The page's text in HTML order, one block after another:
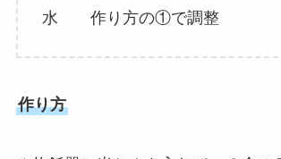
水 作り方の①で調整
作り方